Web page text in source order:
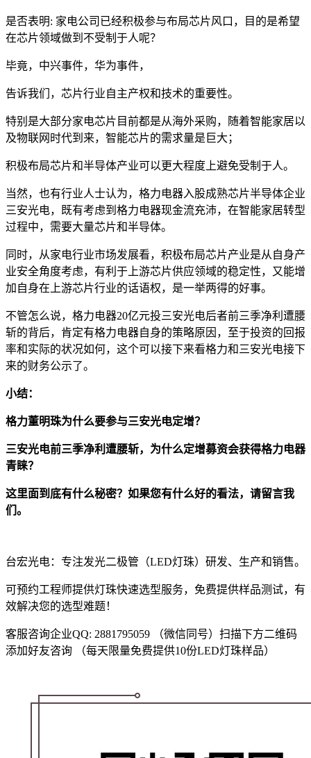
是否表明: 家电公司已经积极参与布局芯片风口，目的是希望
在芯片领域做到不受制于人呢？
毕竟，中兴事件，华为事件，
告诉我们，芯片行业自主产权和技术的重要性。
特别是大部分家电芯片目前都是从海外采购，随着智能家居以
及物联网时代到来，智能芯片的需求量是巨大；
积极布局芯片和半导体产业可以更大程度上避免受制于人。
当然，也有行业人士认为，格力电器入股成熟芯片半导体企业
三安光电，既有考虑到格力电器现金流充沛，在智能家居转型
过程中，需要大量芯片和半导体。
同时，从家电行业市场发展看，积极布局芯片产业是从自身产
业安全角度考虑，有利于上游芯片供应领域的稳定性，又能增
加自身在上游芯片行业的话语权，是一举两得的好事。
不管怎么说，格力电器20亿元投三安光电后者前三季净利遭腰
斩的背后，肯定有格力电器自身的策略原因，至于投资的回报
率和实际的状况如何，这个可以接下来看格力和三安光电接下
来的财务公示了。
小结：
格力董明珠为什么要参与三安光电定增？
三安光电前三季净利遭腰斩，为什么定增募资会获得格力电器
青睐？
这里面到底有什么秘密？如果您有什么好的看法，请留言我
们。
台宏光电：专注发光二极管（LED灯珠）研发、生产和销售。
可预约工程师提供灯珠快速选型服务，免费提供样品测试，有
效解决您的选型难题！
客服咨询企业QQ: 2881795059 （微信同号）扫描下方二维码
添加好友咨询 （每天限量免费提供10份LED灯珠样品）